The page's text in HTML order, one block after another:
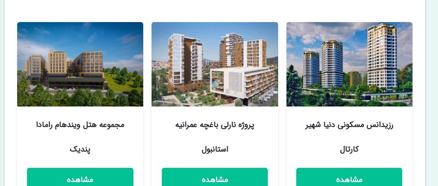
رزیدانس مسکونی دنیا شهیر
کارتال
مشاهده
پروژه نارلی باغچه عمرانیه
استانبول
مشاهده
مجموعه هتل ويندهام رامادا
پندیک
مشاهده